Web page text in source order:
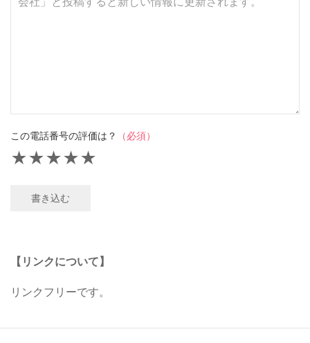
この電話番号の評価は？ （必須）
★
★
★
★
★
書き込む
【リンクについて】
リンクフリーです。